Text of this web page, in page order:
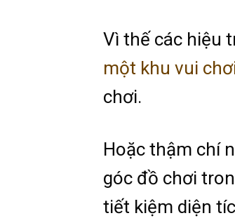
Vì thế các hiệu
một khu vui
chơi.
Hoặc thậm chí
góc đồ chơi
tiết kiệm diện